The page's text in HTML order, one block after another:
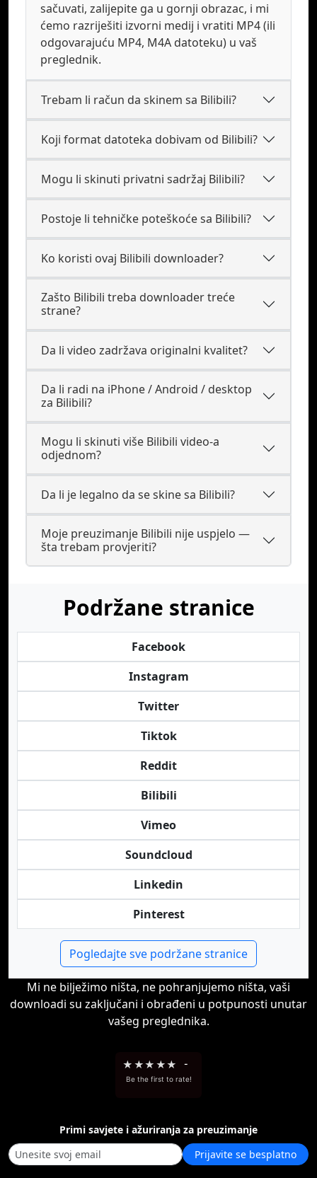
sačuvati, zalijepite ga u gornji obrazac, i mi
ćemo razriješiti izvorni medij i vratiti MP4 (ili
odgovarajuću MP4, M4A datoteku) u vaš
preglednik.
Trebam li račun da skinem sa Bilibili?
Koji format datoteka dobivam od Bilibili?
Mogu li skinuti privatni sadržaj Bilibili?
Postoje li tehničke poteškoće sa Bilibili?
Ko koristi ovaj Bilibili downloader?
Zašto Bilibili treba downloader treće
strane?
Da li video zadržava originalni kvalitet?
Da li radi na iPhone / Android / desktop
za Bilibili?
Mogu li skinuti više Bilibili video-a
odjednom?
Da li je legalno da se skine sa Bilibili?
Moje preuzimanje Bilibili nije uspjelo —
šta trebam provjeriti?
Podržane stranice
Facebook
Instagram
Twitter
Tiktok
Reddit
Bilibili
Vimeo
Soundcloud
Linkedin
Pinterest
Pogledajte sve podržane stranice
Mi ne bilježimo ništa, ne pohranjujemo ništa, vaši
downloadi su zaključani i obrađeni u potpunosti unutar
vašeg preglednika.
★ ★★ ★★ -
Be the first to rate!
Primi savjete i ažuriranja za preuzimanje
Prijavite se besplatno